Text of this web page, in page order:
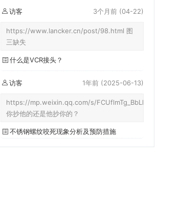
访客 3个月前 (04-22)
https://www.lancker.cn/post/98.html 图
三缺失
什么是VCR接头？
访客 1年前 (2025-06-13)
https://mp.weixin.qq.com/s/
你抄他的还是他抄你的？
不锈钢螺纹咬死现象分析及预防措施